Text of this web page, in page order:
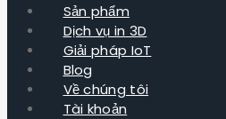
Sản phẩm
Dịch vụ in 3D
Giải pháp IoT
Blog
Về chúng tôi
Tài khoản